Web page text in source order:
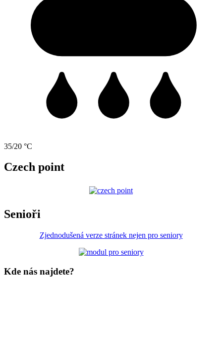
35/20 °C
Czech point
Senioři
Zjednodušená verze stránek nejen pro seniory
Kde nás najdete?